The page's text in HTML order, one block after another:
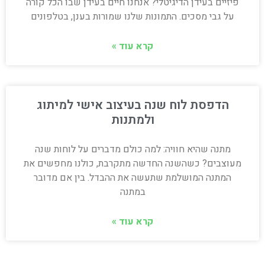
על גבי מסכים. התמונות שלנו שמורות בענן, בטלפונים
קרא עוד »
הדפסת לוח שנה בעיצוב אישי למיתוג
ולמתנות
מתנה שהיא חוויה: למה כולם מדברים על לוחות שנה
מעוצבים? כשהשנה החדשה מתקרבת, כולנו מחפשים את
המתנה המושלמת שתעשה את ההבדל. בין אם מדובר
במתנה
קרא עוד »